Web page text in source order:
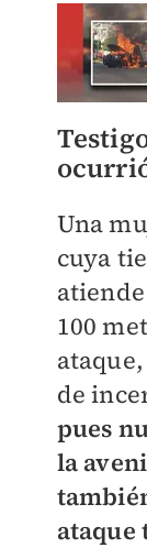
Una
cuya
100
de
pues
la